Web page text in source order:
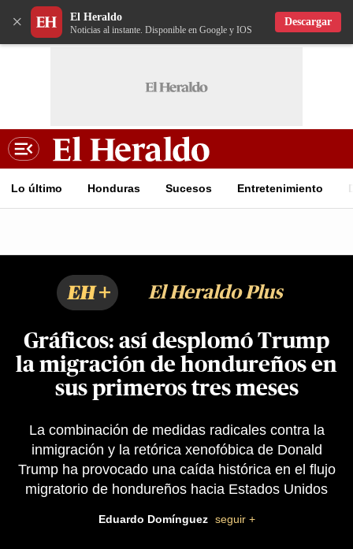
× El Heraldo
Noticias al instante. Disponible en Google y IOS
Descargar
Lo último Honduras Sucesos Entretenimiento
El Heraldo Plus
Gráficos: así desplomó Trump
la migración de hondureños en
sus primeros tres meses
La combinación de medidas radicales contra la
inmigración y la retórica xenofóbica de Donald
Trump ha provocado una caída histórica en el flujo
migratorio de hondureños hacia Estados Unidos
Eduardo Domínguez seguir +